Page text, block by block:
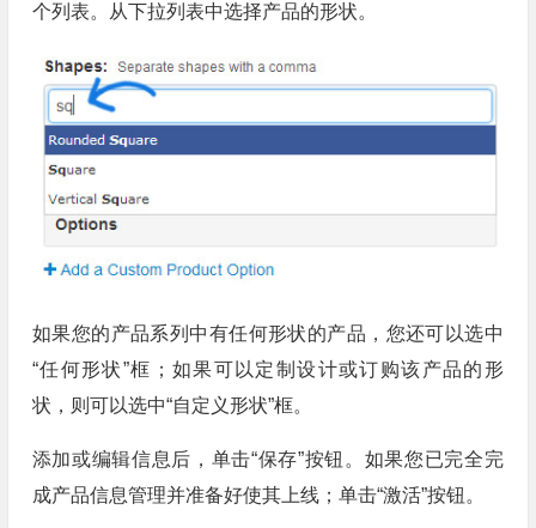
个列表。从下拉列表中选择产品的形状。
如果您的产品系列中有任何形状的产品，您还可以选中
“任何形状”框；如果可以定制设计或订购该产品的形
状，则可以选中“自定义形状”框。
添加或编辑信息后，单击“保存”按钮。如果您已完全完
成产品信息管理并准备好使其上线；单击“激活”按钮。